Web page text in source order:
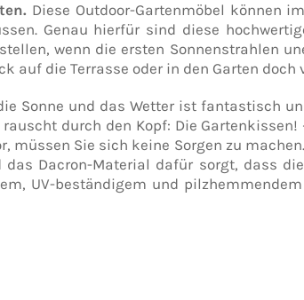
Diese Outdoor-Gartenmöbel können
Genau hierfür sind diese
wenn die ersten Sonnenstrahlen
auf die Terrasse oder in den Garten
Sonne und das Wetter ist fantastisch
durch den Kopf: Die
müssen Sie sich keine Sorgen zu
das Dacron-Material dafür sorgt, dass
UV-beständigem und